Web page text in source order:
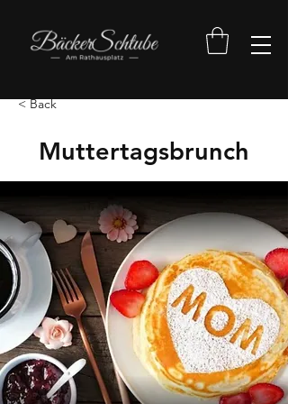
< Back
Muttertagsbrunch